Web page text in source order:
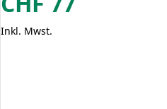
Inkl. Mwst.